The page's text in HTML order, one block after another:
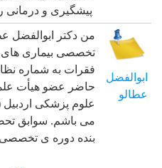
پیشگیری و درمانی
ابوالفضل
عطالو
من دکتر ابوالفضل
تخصصی بیماری
حاضر عضو هیأت
علوم پزشکی اردبیل
می باشم. سوابق
بنده دوره ی